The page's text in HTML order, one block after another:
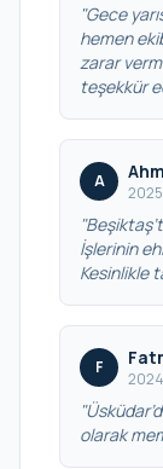
"Gece
hemen
zarar
teşekkür
A
İşlerinin
Kesinlikle
F
olarak